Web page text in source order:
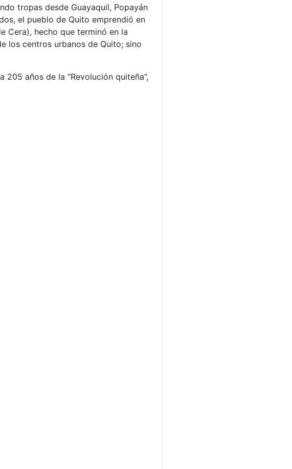
tropas desde Guayaquil, Popayán
el pueblo de Quito emprendió en
Cera), hecho que terminó en la
los centros urbanos de Quito; sino
años de la “Revolución quiteña”,